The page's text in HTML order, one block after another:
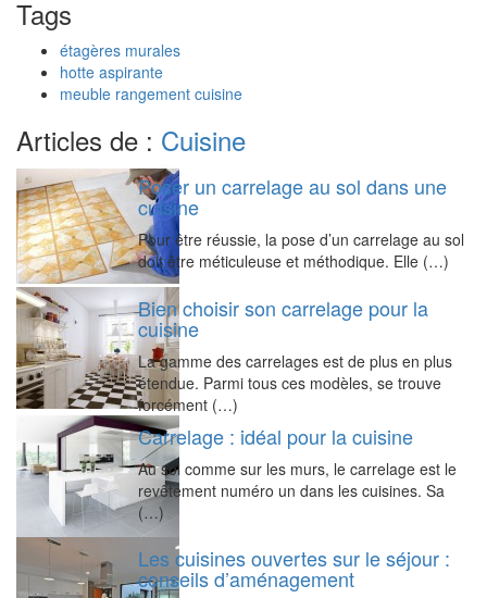
Tags
étagères murales
hotte aspirante
meuble rangement cuisine
Articles de : Cuisine
Poser un carrelage au sol dans une
cuisine
Pour être réussie, la pose d’un carrelage au sol
doit être méticuleuse et méthodique. Elle (…)
Bien choisir son carrelage pour la
cuisine
La gamme des carrelages est de plus en plus
étendue. Parmi tous ces modèles, se trouve
forcément (…)
Carrelage : idéal pour la cuisine
Au sol comme sur les murs, le carrelage est le
revêtement numéro un dans les cuisines. Sa
(…)
Les cuisines ouvertes sur le séjour :
conseils d’aménagement